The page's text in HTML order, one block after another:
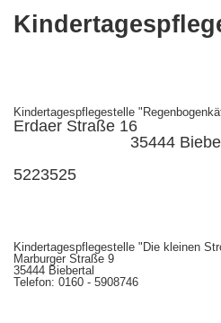
Kindertagespflegestelle
Erdaer
5223525
Kindertagespflegestelle "Die kleinen
Marburger Straße 9
35444 Biebertal
Telefon: 0160 - 5908746